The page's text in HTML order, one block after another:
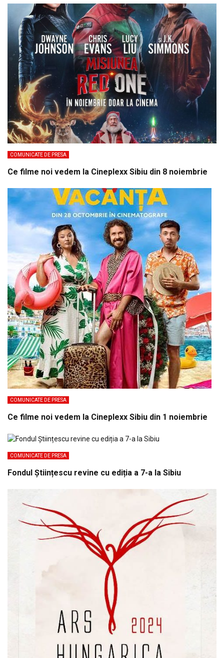
COMUNICATE DE PRESA
Ce filme noi vedem la Cineplexx Sibiu din 8 noiembrie
COMUNICATE DE PRESA
Ce filme noi vedem la Cineplexx Sibiu din 1 noiembrie
COMUNICATE DE PRESA
Fondul Științescu revine cu ediția a 7-a la Sibiu